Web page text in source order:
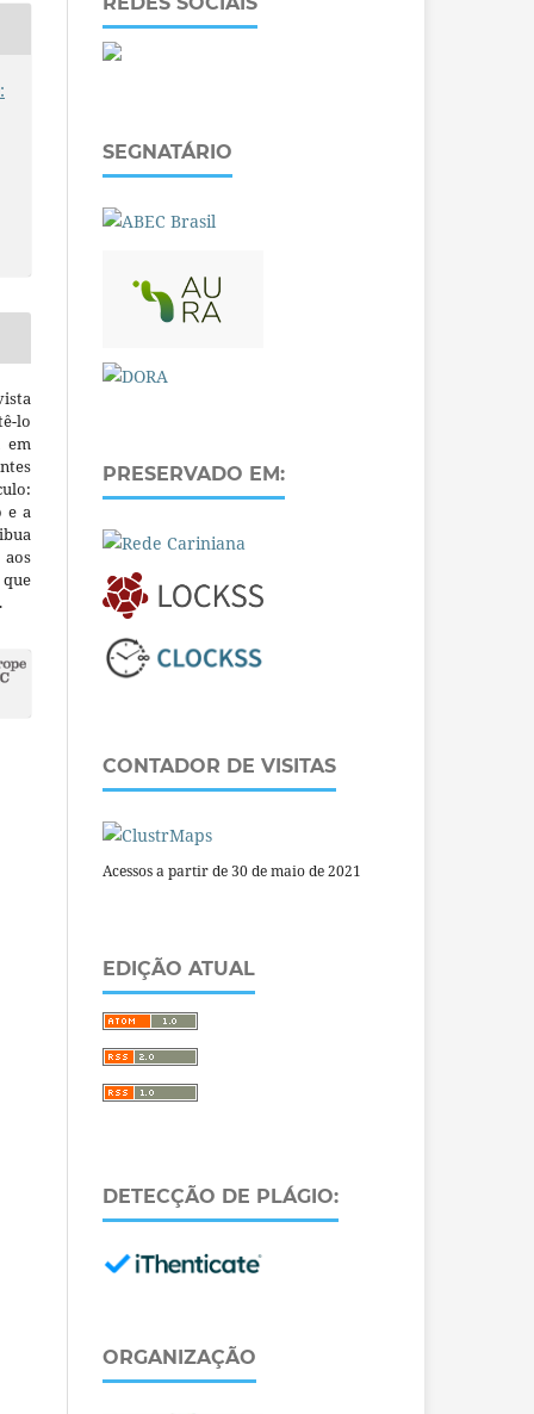
lo
em
e a
SEGNATÁRIO
PRESERVADO EM:
CONTADOR DE VISITAS
Acessos a partir de 30 de maio de 2021
EDIÇÃO ATUAL
DETECÇÃO DE PLÁGIO:
ORGANIZAÇÃO